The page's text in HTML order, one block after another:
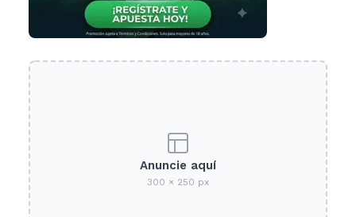
Anuncie aquí
300 × 250 px